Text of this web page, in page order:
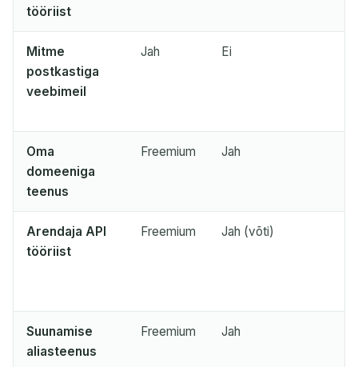
tööriist
Mitme
postkastiga
veebimeil
Jah Ei
Oma
domeeniga
teenus
Freemium Jah
Arendaja API
tööriist
Freemium Jah (võti)
Suunamise
aliasteenus
Freemium Jah